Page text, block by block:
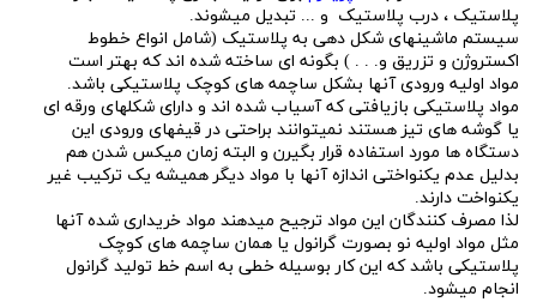
پلاستیک ، درب پلاستیک و ... تبدیل میشوند.
سیستم ماشینهای شکل دهی به پلاستیک (شامل انواع خطوط
اکستروژن و تزریق و. . . ) بگونه ای ساخته شده اند که بهتر است
مواد اولیه ورودی آنها بشکل ساچمه های کوچک پلاستیکی باشد.
مواد پلاستیکی بازیافتی که آسیاب شده اند و دارای شکلهای ورقه ای
یا گوشه های تیز هستند نمیتوانند براحتی در قیفهای ورودی این
دستگاه ها مورد استفاده قرار بگیرن و البته زمان میکس شدن هم
بدلیل عدم یکنواختی اندازه آنها با مواد دیگر همیشه یک ترکیب غیر
یکنواخت دارند.
لذا مصرف کنندگان این مواد ترجیح میدهند مواد خریداری شده آنها
مثل مواد اولیه نو بصورت گرانول یا همان ساچمه های کوچک
پلاستیکی باشد که این کار بوسیله خطی به اسم خط تولید گرانول
انجام میشود.